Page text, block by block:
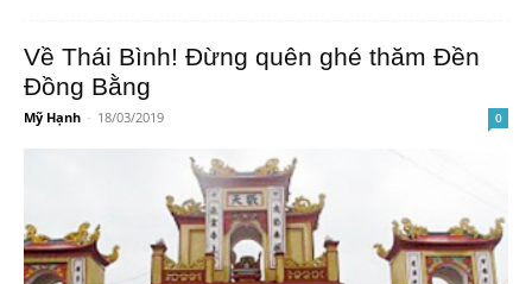
Về Thái Bình! Đừng quên ghé thăm Đền
Đồng Bằng
Mỹ Hạnh - 18/03/2019 0